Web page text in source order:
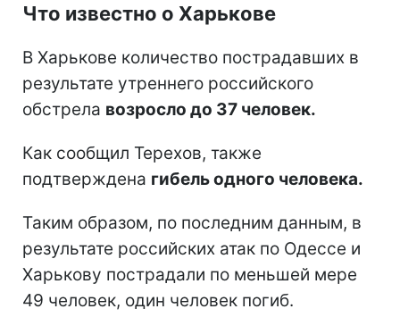
Что известно о Харькове
В Харькове количество пострадавших в
результате утреннего российского
обстрела возросло до 37 человек.
Как сообщил Терехов, также
подтверждена гибель одного человека.
Таким образом, по последним данным, в
результате российских атак по Одессе и
Харькову пострадали по меньшей мере
49 человек, один человек погиб.